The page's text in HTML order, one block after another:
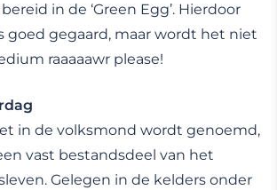
in de ‘Green Egg’. Hierdoor
goed gegaard, maar wordt het niet
raaaaawr please!
in de volksmond wordt genoemd,
vast bestandsdeel van het
Gelegen in de kelders onder